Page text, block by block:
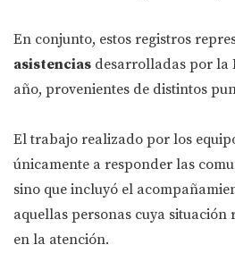
En conjunto, estos registros
asistencias desarrolladas por la
año, provenientes de distintos
El trabajo realizado por los
únicamente a responder las
sino que incluyó el
aquellas personas cuya
en la atención.